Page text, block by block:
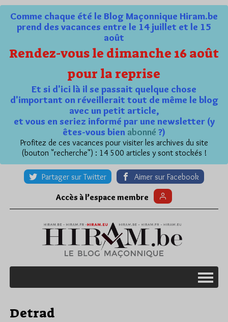
Comme chaque été le Blog Maçonnique Hiram.be
prend des vacances entre le 14 juillet et le 15
août
Rendez-vous le dimanche 16 août
pour la reprise
Et si d'ici là il se passait quelque chose
d'important on réveillerait tout de même le blog
avec un petit article,
et vous en seriez informé par une newsletter (y
êtes-vous bien abonné ?)
Profitez de ces vacances pour visiter les archives du site
(bouton "recherche") : 14 500 articles y sont stockés !
Partager sur Twitter Aimer sur Facebook
Accès à l’espace membre
Detrad